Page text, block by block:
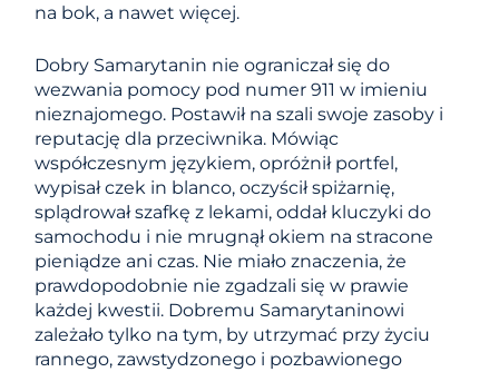
na bok, a nawet więcej.
Dobry Samarytanin nie ograniczał się do
wezwania pomocy pod numer 911 w imieniu
nieznajomego. Postawił na szali swoje zasoby i
reputację dla przeciwnika. Mówiąc
współczesnym językiem, opróżnił portfel,
wypisał czek in blanco, oczyścił spiżarnię,
splądrował szafkę z lekami, oddał kluczyki do
samochodu i nie mrugnął okiem na stracone
pieniądze ani czas. Nie miało znaczenia, że ​​
prawdopodobnie nie zgadzali się w prawie
każdej kwestii. Dobremu Samarytaninowi
zależało tylko na tym, by utrzymać przy życiu
rannego, zawstydzonego i pozbawionego